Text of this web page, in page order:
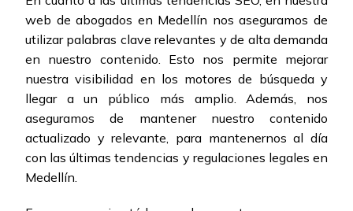
web de abogados en Medellín nos aseguramos de
utilizar palabras clave relevantes y de alta demanda
en nuestro contenido. Esto nos permite mejorar
nuestra visibilidad en los motores de búsqueda y
llegar a un público más amplio. Además, nos
aseguramos de mantener nuestro contenido
actualizado y relevante, para mantenernos al día
con las últimas tendencias y regulaciones legales en
Medellín.